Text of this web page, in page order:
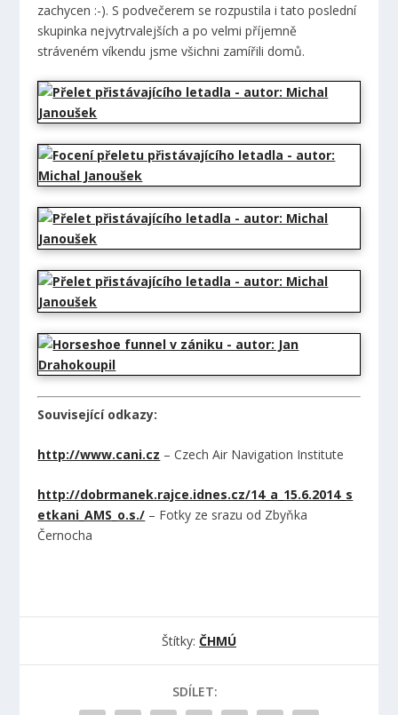
zachycen :-). S podvečerem se rozpustila i tato poslední
skupinka nejvytrvalejších a po velmi příjemně
stráveném víkendu jsme všichni zamířili domů.
Související odkazy:
http://www.cani.cz – Czech Air Navigation Institute
http://dobrmanek.rajce.idnes.cz/14_a_15.6.2014_s
etkani_AMS_o.s./ – Fotky ze srazu od Zbyňka
Černocha
Štítky: ČHMÚ
SDÍLET: